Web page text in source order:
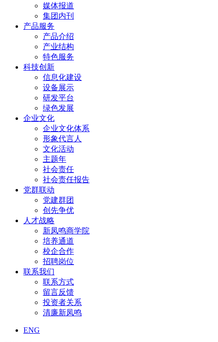
媒体报道
集团内刊
产品服务
产品介绍
产业结构
特色服务
科技创新
信息化建设
设备展示
研发平台
绿色发展
企业文化
企业文化体系
形象代言人
文化活动
主题年
社会责任
社会责任报告
党群联动
党建群团
创先争优
人才战略
新凤鸣商学院
培养通道
校企合作
招聘岗位
联系我们
联系方式
留言反馈
投资者关系
清廉新凤鸣
ENG